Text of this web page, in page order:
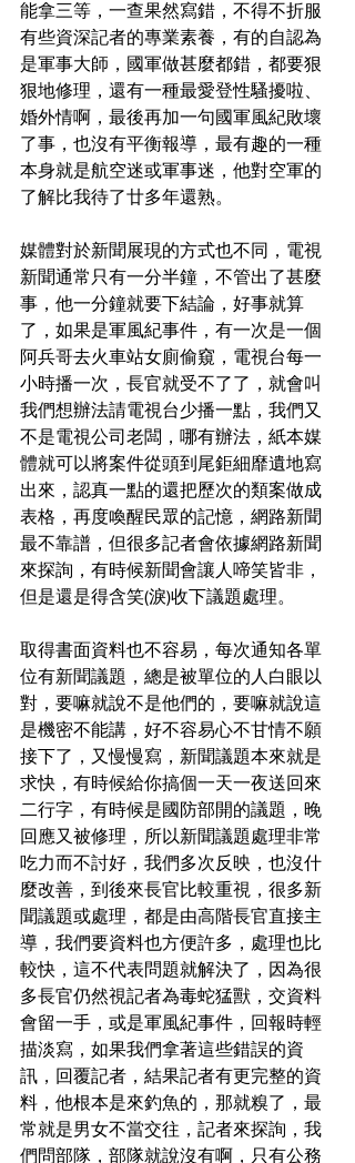
能拿三等，一查果然寫錯，不得不折服
有些資深記者的專業素養，有的自認為
是軍事大師，國軍做甚麼都錯，都要狠
狠地修理，還有一種最愛登性騷擾啦、
婚外情啊，最後再加一句國軍風紀敗壞
了事，也沒有平衡報導，最有趣的一種
本身就是航空迷或軍事迷，他對空軍的
了解比我待了廿多年還熟。
媒體對於新聞展現的方式也不同，電視
新聞通常只有一分半鐘，不管出了甚麼
事，他一分鐘就要下結論，好事就算
了，如果是軍風紀事件，有一次是一個
阿兵哥去火車站女廁偷窺，電視台每一
小時播一次，長官就受不了了，就會叫
我們想辦法請電視台少播一點，我們又
不是電視公司老闆，哪有辦法，紙本媒
體就可以將案件從頭到尾鉅細靡遺地寫
出來，認真一點的還把歷次的類案做成
表格，再度喚醒民眾的記憶，網路新聞
最不靠譜，但很多記者會依據網路新聞
來探詢，有時候新聞會讓人啼笑皆非，
但是還是得含笑(淚)收下議題處理。
取得書面資料也不容易，每次通知各單
位有新聞議題，總是被單位的人白眼以
對，要嘛就說不是他們的，要嘛就說這
是機密不能講，好不容易心不甘情不願
接下了，又慢慢寫，新聞議題本來就是
求快，有時候給你搞個一天一夜送回來
二行字，有時候是國防部開的議題，晚
回應又被修理，所以新聞議題處理非常
吃力而不討好，我們多次反映，也沒什
麼改善，到後來長官比較重視，很多新
聞議題或處理，都是由高階長官直接主
導，我們要資料也方便許多，處理也比
較快，這不代表問題就解決了，因為很
多長官仍然視記者為毒蛇猛獸，交資料
會留一手，或是軍風紀事件，回報時輕
描淡寫，如果我們拿著這些錯誤的資
訊，回覆記者，結果記者有更完整的資
料，他根本是來釣魚的，那就糗了，最
常就是男女不當交往，記者來探詢，我
們問部隊，部隊就說沒有啊，只有公務